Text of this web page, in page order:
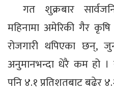
गत शुक्रबार
महिनामा अमेरिकी गैर
रोजगारी थपिएका छन्,
अनुमानभन्दा धेरै कम हो ।
पनि ४.१ प्रतिशतबाट बढेर